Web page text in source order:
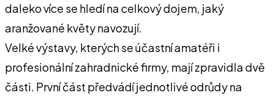
daleko více se hledí na celkový dojem, jaký
aranžované květy navozují.
Velké výstavy, kterých se účastní amatéři i
profesionální zahradnické firmy, mají zpravidla dvě
části. První část předvádí jednotlivé odrůdy na